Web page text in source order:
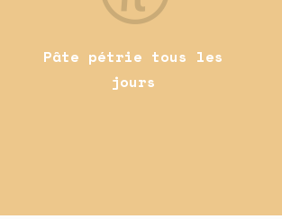
Pâte pétrie tous les
jours